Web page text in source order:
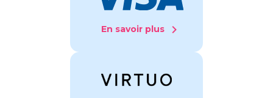
En savoir plus